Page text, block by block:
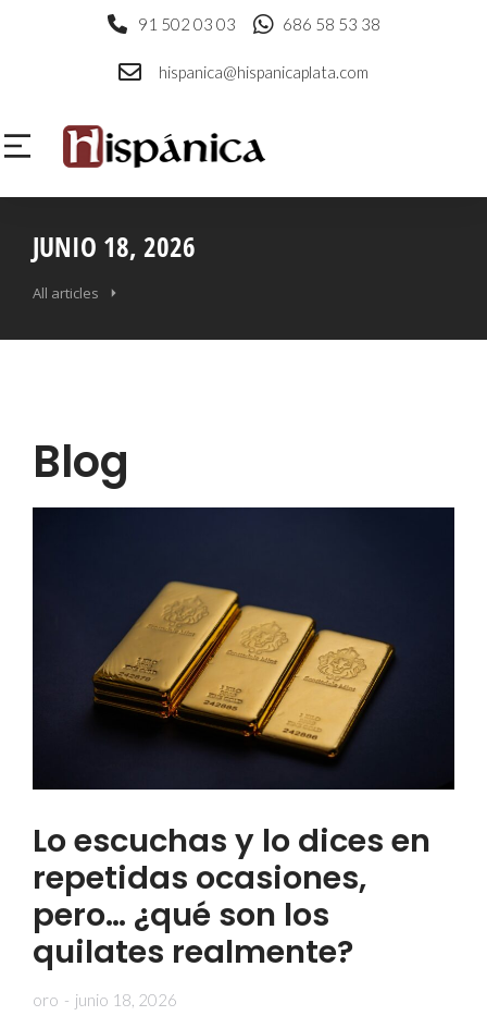
91 502 03 03 686 58 53 38
hispanica@hispanicaplata.com
JUNIO 18, 2026
All articles
Blog
Lo escuchas y lo dices en
repetidas ocasiones,
pero… ¿qué son los
quilates realmente?
oro junio 18, 2026